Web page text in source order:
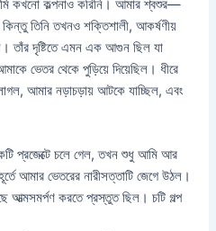
কখনো কল্পনাও করিনি। আমার শ্বশুর—
তিনি তখনও শক্তিশালী, আকর্ষণীয়
তাঁর দৃষ্টিতে এমন এক আগুন ছিল যা
ভেতর থেকে পুড়িয়ে দিয়েছিল। ধীরে
আমার নড়াচড়ায় আটকে যাচ্ছিল, এবং
প্রজেক্টে চলে গেল, তখন শুধু আমি আর
আমার ভেতরের নারীসত্তাটি জেগে উঠল।
আত্মসমর্পণ করতে প্রস্তুত ছিল। চটি গল্প